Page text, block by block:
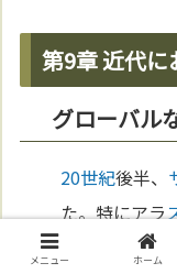
第9章 近代
グローバル
20世紀後半、
た。特にアラ
が、冷凍
メニュー ホーム